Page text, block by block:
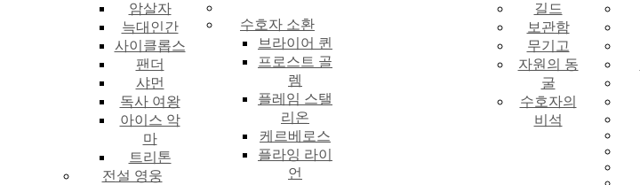
암살자
늑대인간
사이클롭스
팬더
샤먼
독사 여왕
아이스 악
마
트리톤
전설 영웅
수호자 소환
브라이어 퀸
프로스트 골
렘
플레임 스탤
리온
케르베로스
플라잉 라이
언
길드
보관함
무기고
자원의 동
굴
수호자의
비석